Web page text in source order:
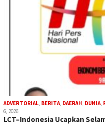
ADVERTORIAL, BERITA, DAERAH, DUNIA,
6, 2026
LCT–Indonesia Ucapkan